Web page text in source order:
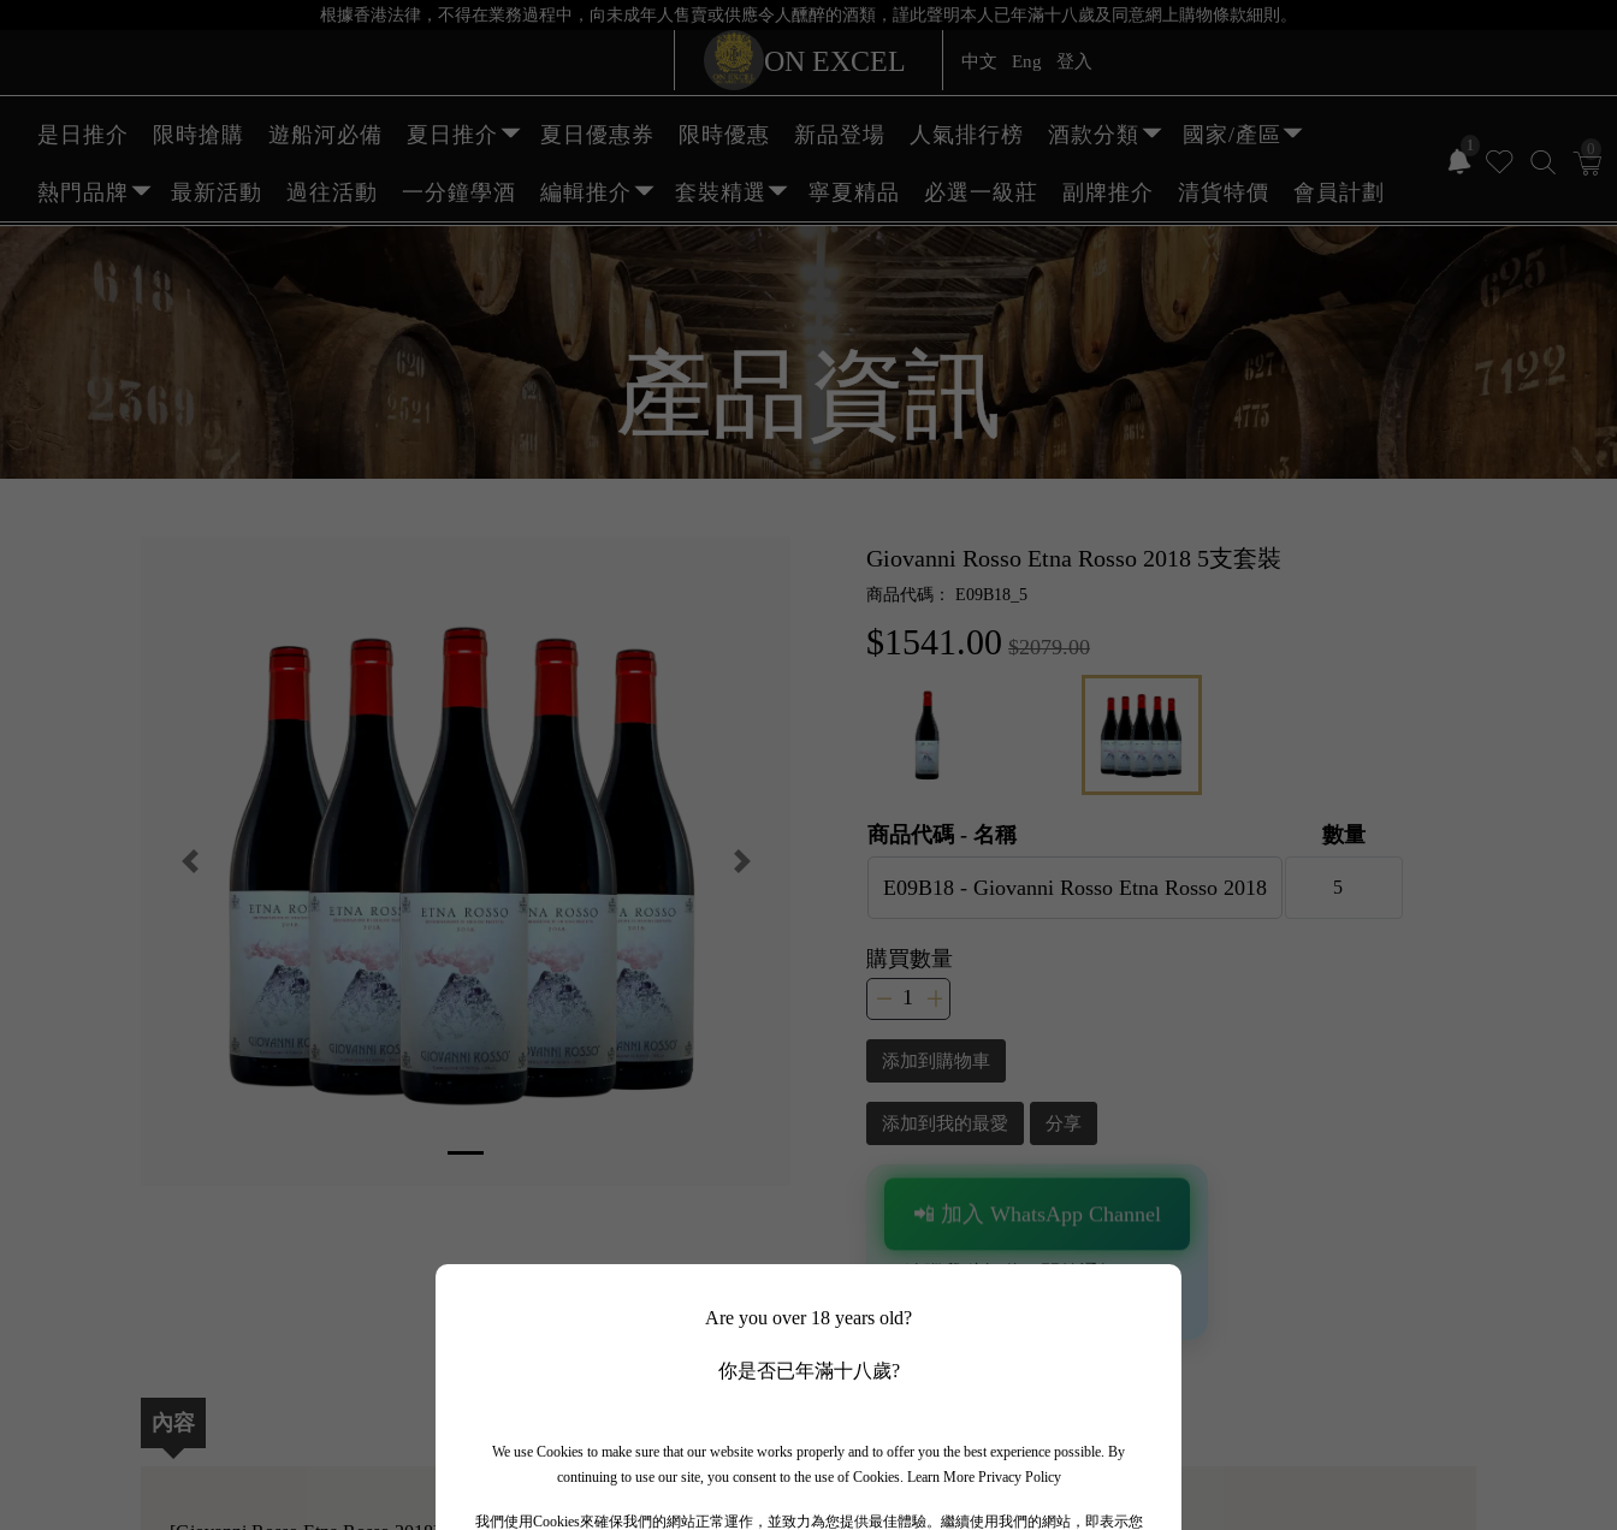
根據香港法律，不得在業務過程中，向未成年人售賣或供應令人醺醉的酒類，謹此聲明本人已年滿十八歲及同意網上購物條款細則。
ON EXCEL 中文 Eng 登入
1 0
是日推介 限時搶購 遊船河必備 夏日推介 夏日優惠券 限時優惠 新品登場 人氣排行榜 酒款分類 國家/產區
熱門品牌 最新活動 過往活動 一分鐘學酒 編輯推介 套裝精選 寧夏精品 必選一級莊 副牌推介 清貨特價 會員計劃
Are you over 18 years old?
你是否已年滿十八歲?
We use Cookies to make sure that our website works properly and to offer you the best experience possible. By
continuing to use our site, you consent to the use of Cookies. Learn More Privacy Policy
我們使用Cookies來確保我們的網站正常運作，並致力為您提供最佳體驗。繼續使用我們的網站，即表示您
產品資訊
Giovanni Rosso Etna Rosso 2018 5支套裝
商品代碼： E09B18_5
$1541.00 $2079.00
商品代碼 - 名稱 數量
購買數量
添加到購物車
添加到我的最愛 分享
📲 加入 WhatsApp Channel
內容